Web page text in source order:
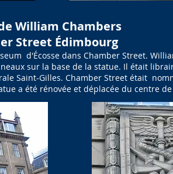
William Chambers
Street Édimbourg
d'Écosse dans Chamber Street.
sur la base de la statue. Il était
Saint-Gilles. Chamber Street était
a été rénovée et déplacée du centre